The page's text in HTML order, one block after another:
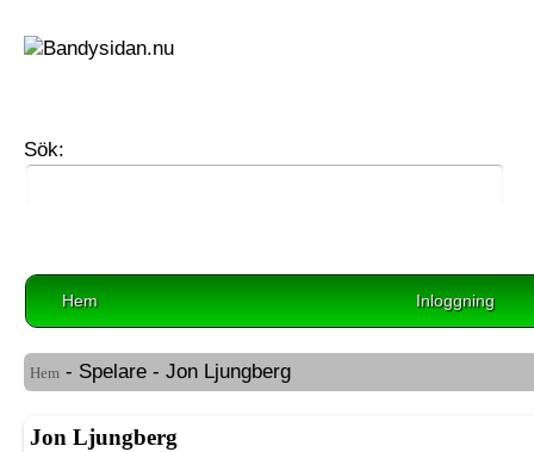
Sök:
Hem Inloggning
Hem - Spelare - Jon Ljungberg
Jon Ljungberg